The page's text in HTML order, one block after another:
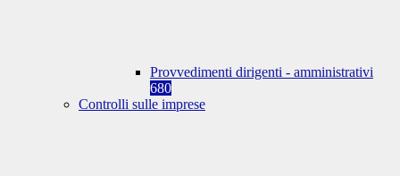
Provvedimenti dirigenti - amministrativi
680
Controlli sulle imprese